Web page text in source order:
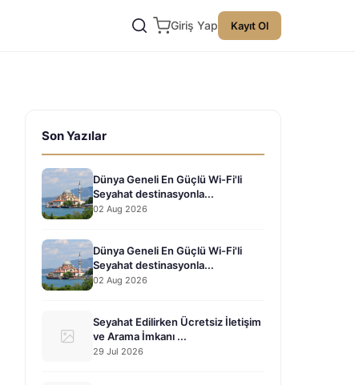
Giriş Yap Kayıt Ol
Son Yazılar
Dünya Geneli En Güçlü Wi-Fi'li
Seyahat destinasyonla...
02 Aug 2026
Dünya Geneli En Güçlü Wi-Fi'li
Seyahat destinasyonla...
02 Aug 2026
Seyahat Edilirken Ücretsiz İletişim
ve Arama İmkanı ...
29 Jul 2026